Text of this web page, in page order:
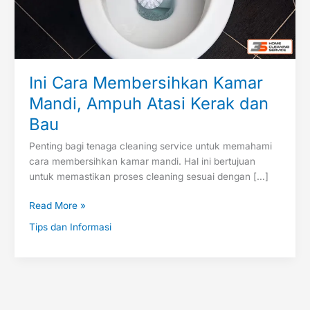
Ini Cara Membersihkan Kamar
Mandi, Ampuh Atasi Kerak dan
Bau
Penting bagi tenaga cleaning service untuk memahami
cara membersihkan kamar mandi. Hal ini bertujuan
untuk memastikan proses cleaning sesuai dengan […]
Bau
Read More »
Tips dan Informasi